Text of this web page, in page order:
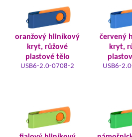
oranžový hliníkový
kryt, růžové
plastové tělo
USB6-2.0-0708-2
červený
kryt,
USB6-